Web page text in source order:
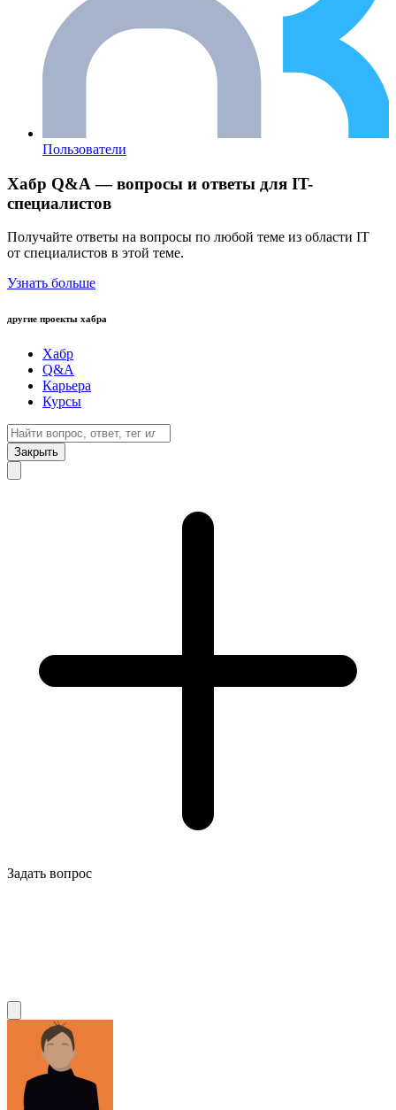
Пользователи
Хабр Q&A — вопросы и ответы для IT-
специалистов
Получайте ответы на вопросы по любой теме из области IT
от специалистов в этой теме.
Узнать больше
другие проекты хабра
Хабр
Q&A
Карьера
Курсы
Закрыть
Задать вопрос